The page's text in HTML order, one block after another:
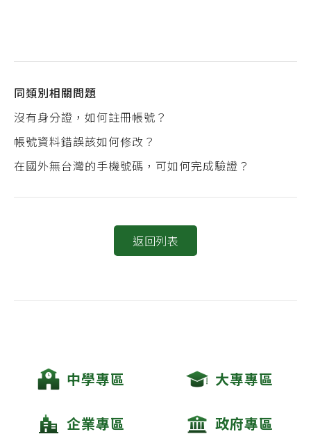
同類別相關問題
沒有身分證，如何註冊帳號？
帳號資料錯誤該如何修改？
在國外無台灣的手機號碼，可如何完成驗證？
返回列表
中學專區 大專專區
企業專區 政府專區